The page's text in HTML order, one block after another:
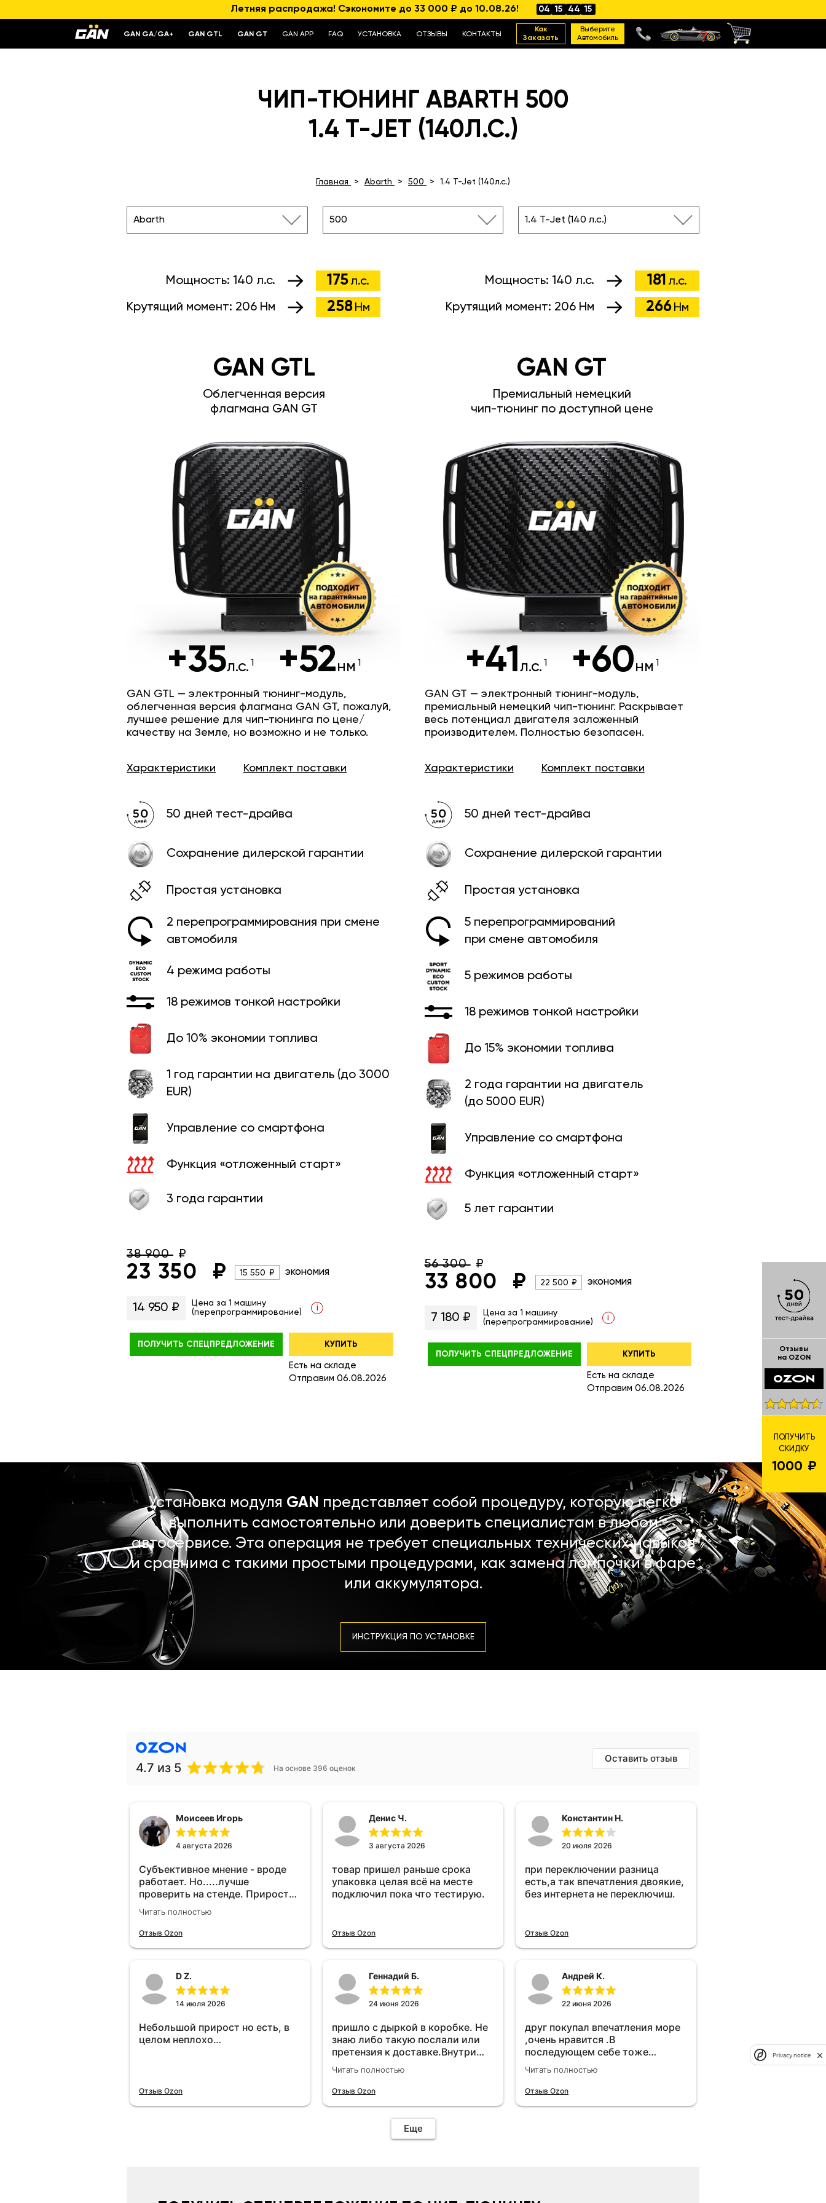
Летняя распродажа! Сэкономите до 33 000 ₽ до 10.08.26! 04 15 44 14
GAN GA/GA+ GAN GTL GAN GT GAN APP FAQ УСТАНОВКА ОТЗЫВЫ КОНТАКТЫ
Как
Заказать
Выберите
Автомобиль
ЧИП-ТЮНИНГ ABARTH 500
1.4 T-JET (140Л.С.)
Главная Abarth 500 1.4 T-Jet (140л.с.)
Abarth 500 1.4 T-Jet (140 л.с.)
Мощность: 140 л.с. 181 л.с.
Крутящий момент: 206 Нм 266 Нм
Мощность: 140 л.с. 175 л.с.
Крутящий момент: 206 Нм 258 Нм
GAN GT
Премиальный немецкий
чип-тюнинг по доступной цене
+41л.с. +60нм
GAN GT — электронный тюнинг-модуль,
премиальный немецкий чип-тюнинг. Раскрывает
весь потенциал двигателя заложенный
производителем. Полностью безопасен.
Характеристики Комплект поставки
50 дней тест-драйва
Сохранение дилерской гарантии
Простая установка
5 перепрограмми­рований
при смене автомобиля
5 режимов работы
18 режимов тонкой настройки
До 15% экономии топлива
2 года гарантии на двигатель
(до 5000 EUR)
Управление со смартфона
Функция «отложенный старт»
5 лет гарантии
56 300
33 800 22 500 экономия
7 180 ₽
Цена за 1 машину
(перепрограммирование)
i
ПОЛУЧИТЬ СПЕЦПРЕДЛОЖЕНИЕ КУПИТЬ
Есть на складе
Отправим 06.08.2026
GAN GTL
Облегченная версия
флагмана GAN GT
+35л.с. +52нм
GAN GTL — электронный тюнинг-модуль,
облегченная версия флагмана GAN GT, пожалуй,
лучшее решение для чип-тюнинга по цене/
качеству на Земле, но возможно и не только.
Характеристики Комплект поставки
50 дней тест-драйва
Сохранение дилерской гарантии
Простая установка
2 перепрограммирования при смене
автомобиля
4 режима работы
18 режимов тонкой настройки
До 10% экономии топлива
1 год гарантии на двигатель (до 3000
EUR)
Управление со смартфона
Функция «отложенный старт»
3 года гарантии
38 900
23 350 15 550 экономия
14 950 ₽
Цена за 1 машину
(перепрограммирование)
i
ПОЛУЧИТЬ СПЕЦПРЕДЛОЖЕНИЕ КУПИТЬ
Есть на складе
Отправим 06.08.2026
Установка модуля GAN представляет собой процедуру, которую легко
выполнить самостоятельно или доверить специалистам в любом
автосервисе. Эта операция не требует специальных технических навыков
и сравнима с такими простыми процедурами, как замена лампочки в фаре
или аккумулятора.
ИНСТРУКЦИЯ ПО УСТАНОВКЕ
4.7 из 5 На основе 396 оценок
Оставить отзыв
Моисеев Игорь
4 августа 2026
Субъективное мнение - вроде
работает. Но.....лучше
проверить на стенде. Прирост
10-12% "на глаз" уловить очень
сложно. Покатаюсь, потом
отключу и посмотрю, что будет
Читать полностью
Отзыв Ozon
Денис Ч.
3 августа 2026
товар пришел раньше срока
упаковка целая всё на месте
подключил пока что тестирую.
Отзыв Ozon
Константин Н.
20 июля 2026
при переключении разница
есть,а так впечатления двоякие,
без интернета не переключиш.
Отзыв Ozon
D Z.
14 июля 2026
Небольшой прирост но есть, в
целом неплохо…
Отзыв Ozon
Геннадий Б.
24 июня 2026
пришло с дыркой в коробке. Не
знаю либо такую послали или
претензия к доставке.Внутри
вроде всё цело. С первого раза
установить не получается не
знаю может интернет дурит.
отзыв.Дополняю отзыв для
установки необходимо
устройства дополню позже ещё
Читать полностью
Отзыв Ozon
Андрей К.
22 июня 2026
друг покупал впечатления море
,очень нравится .В
последующем себе тоже
приобрел.Реально прибавляет
мощности!
Читать полностью
Отзыв Ozon
Еще
Отзывы
на OZON
ПОЛУЧИТЬ
СКИДКУ
1000
Privacy notice